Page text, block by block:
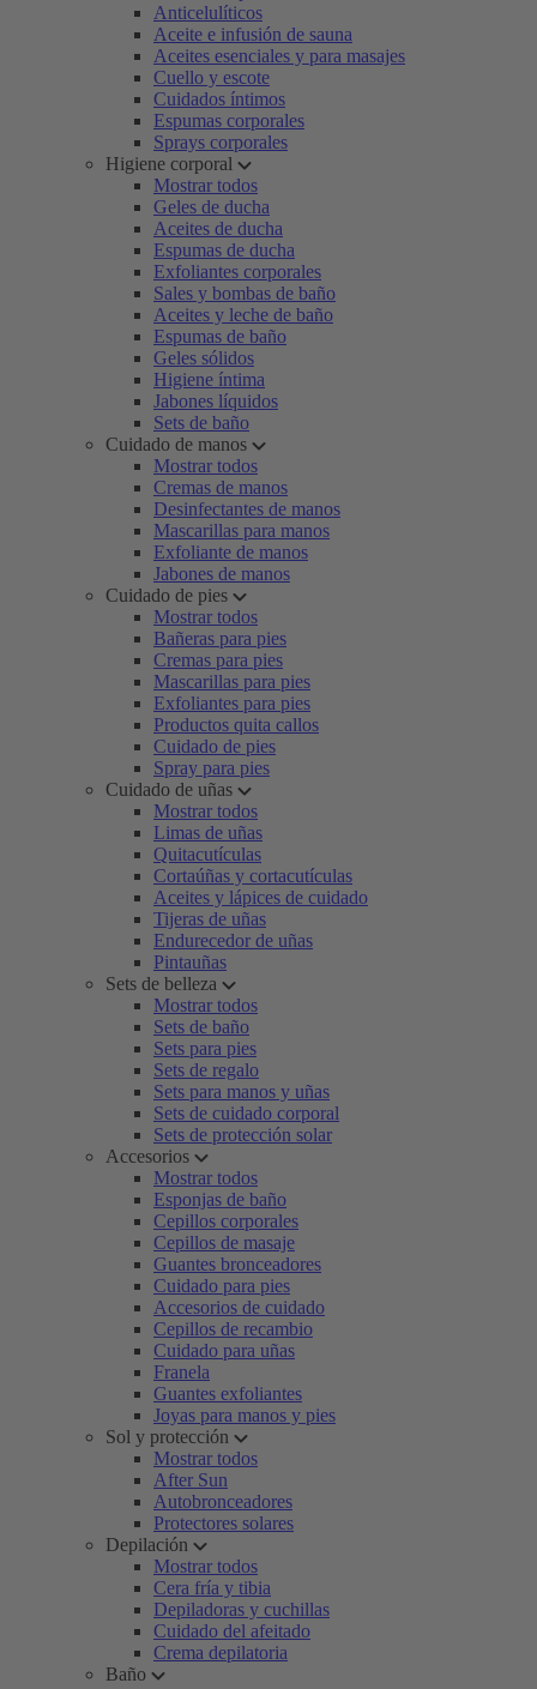
Anticelulíticos
Aceite e infusión de sauna
Aceites esenciales y para masajes
Cuello y escote
Cuidados íntimos
Espumas corporales
Sprays corporales
Higiene corporal
Mostrar todos
Geles de ducha
Aceites de ducha
Espumas de ducha
Exfoliantes corporales
Sales y bombas de baño
Aceites y leche de baño
Espumas de baño
Geles sólidos
Higiene íntima
Jabones líquidos
Sets de baño
Cuidado de manos
Mostrar todos
Cremas de manos
Desinfectantes de manos
Mascarillas para manos
Exfoliante de manos
Jabones de manos
Cuidado de pies
Mostrar todos
Bañeras para pies
Cremas para pies
Mascarillas para pies
Exfoliantes para pies
Productos quita callos
Cuidado de pies
Spray para pies
Cuidado de uñas
Mostrar todos
Limas de uñas
Quitacutículas
Cortaúñas y cortacutículas
Aceites y lápices de cuidado
Tijeras de uñas
Endurecedor de uñas
Pintauñas
Sets de belleza
Mostrar todos
Sets de baño
Sets para pies
Sets de regalo
Sets para manos y uñas
Sets de cuidado corporal
Sets de protección solar
Accesorios
Mostrar todos
Esponjas de baño
Cepillos corporales
Cepillos de masaje
Guantes bronceadores
Cuidado para pies
Accesorios de cuidado
Cepillos de recambio
Cuidado para uñas
Franela
Guantes exfoliantes
Joyas para manos y pies
Sol y protección
Mostrar todos
After Sun
Autobronceadores
Protectores solares
Depilación
Mostrar todos
Cera fría y tibia
Depiladoras y cuchillas
Cuidado del afeitado
Crema depilatoria
Baño